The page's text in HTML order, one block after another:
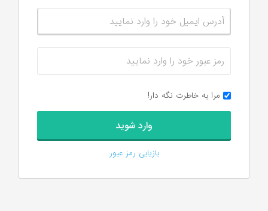
مرا به خاطرت نگه دار!
بازیابی رمز عبور